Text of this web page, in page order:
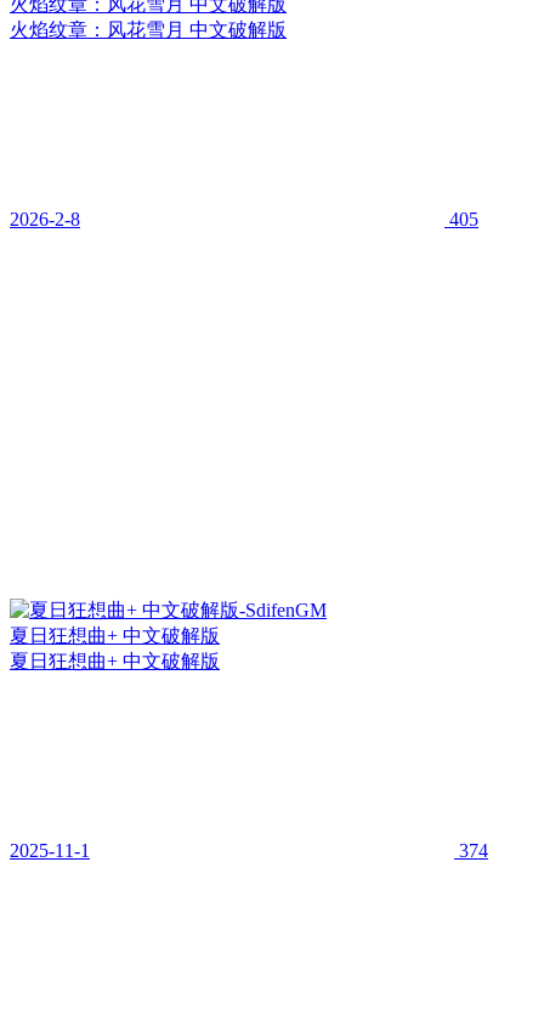
火焰纹章：风花雪月 中文破解版
火焰纹章：风花雪月 中文破解版
2026-2-8 405
夏日狂想曲+ 中文破解版
夏日狂想曲+ 中文破解版
2025-11-1 374